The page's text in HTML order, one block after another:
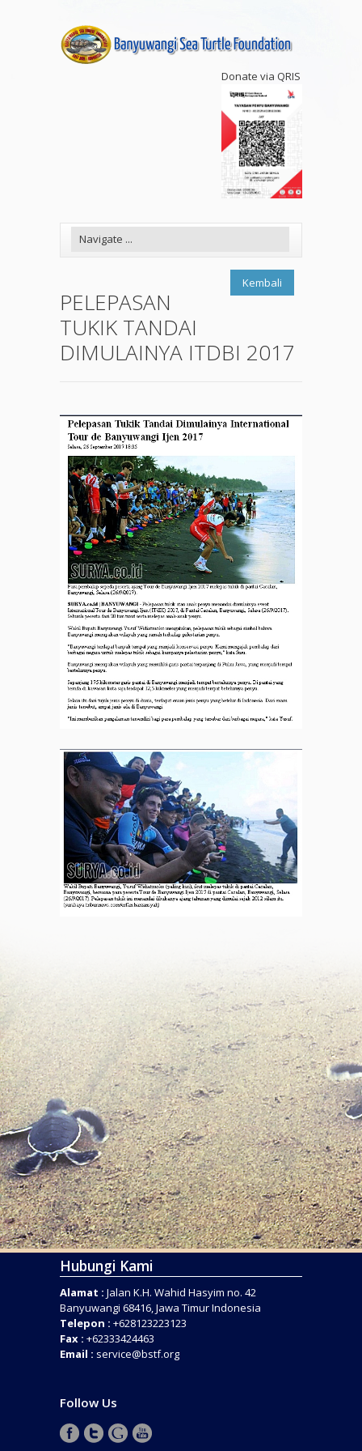
Donate via QRIS
Kembali
PELEPASAN
TUKIK TANDAI
DIMULAINYA ITDBI 2017
Hubungi Kami
Alamat : Jalan K.H. Wahid Hasyim no. 42
Banyuwangi 68416, Jawa Timur Indonesia
Telepon : +628123223123
Fax : +62333424463
Email : service@bstf.org
Follow Us